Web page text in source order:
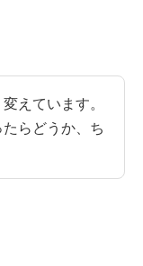
えています。
らどうか、ち